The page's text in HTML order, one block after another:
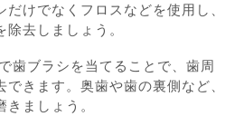
けでなくフロスなどを使用し、
去しましょう。
歯ブラシを当てることで、歯周
きます。奥歯や歯の裏側など、
ましょう。